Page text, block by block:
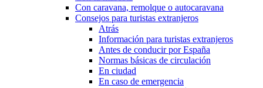
Con caravana, remolque o autocaravana
Consejos para turistas extranjeros
Atrás
Información para turistas extranjeros
Antes de conducir por España
Normas básicas de circulación
En ciudad
En caso de emergencia